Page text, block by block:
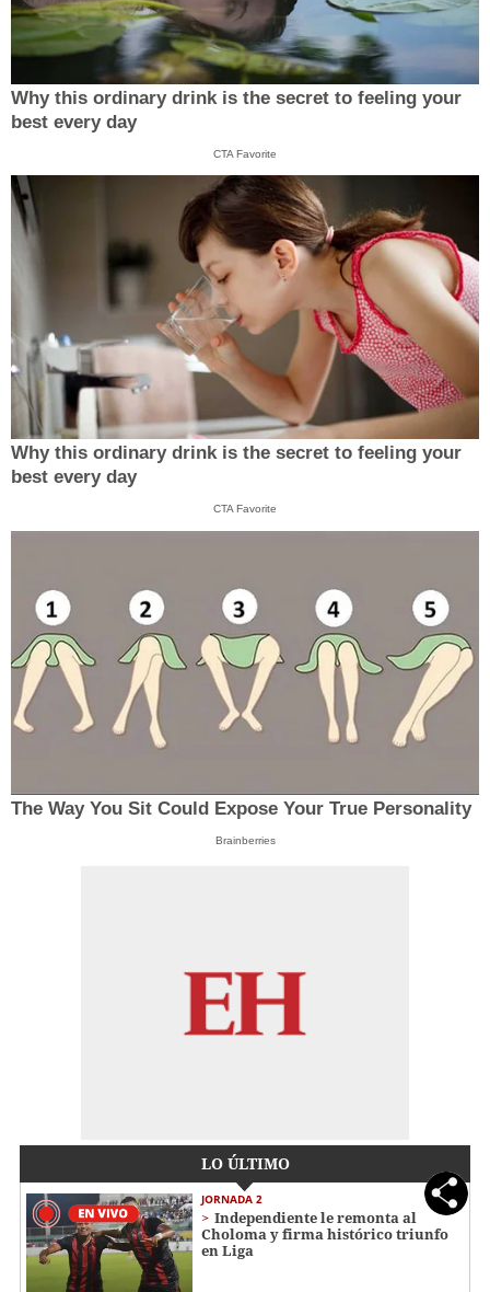
Why this ordinary drink is the secret to feeling your
best every day
CTA Favorite
Why this ordinary drink is the secret to feeling your
best every day
CTA Favorite
The Way You Sit Could Expose Your True Personality
Brainberries
LO ÚLTIMO
JORNADA 2
Independiente le remonta al
Choloma y firma histórico triunfo
en Liga